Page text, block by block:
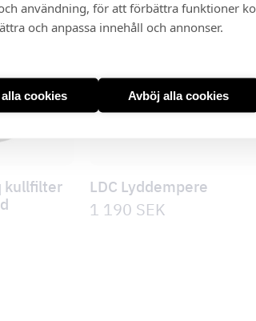
användning, för att förbättra funktioner
och anpassa innehåll och annonser.
cookies Avböj alla cookies
kullfilter
LDC Lyddempere
1 190 SEK